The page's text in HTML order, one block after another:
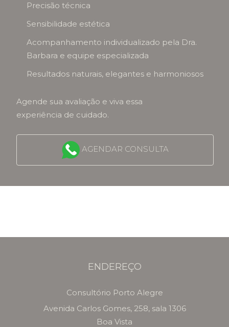
Precisão técnica
Sensibilidade estética
Acompanhamento individualizado pela Dra.
Barbara e equipe especializada
Resultados naturais, elegantes e harmoniosos
Agende sua avaliação e viva essa
experiência de cuidado.
AGENDAR CONSULTA
ENDEREÇO
Consultório Porto Alegre
Avenida Carlos Gomes, 258, sala 1306
Boa Vista